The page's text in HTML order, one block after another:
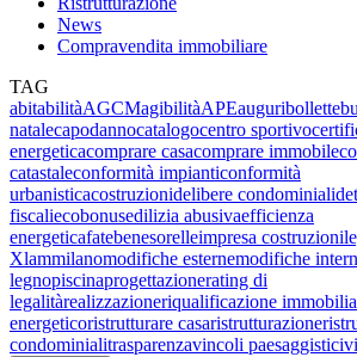
News
Compravendita immobiliare
TAG
abitabilitàAGCMagibilitàAPEauguribollette
natalecapodannocatalogocentro sportivo
energeticacomprare casacomprare immobile
catastaleconformità impianticonformità
urbanisticacostruzionidelibere condominiali
fiscaliecobonusedilizia abusivaefficienza
energeticafatebenesorelleimpresa costruzioni
Xlammilanomodifiche esternemodifiche
legnopiscinaprogettazionerating di
legalitàrealizzazioneriqualificazione
energeticoristrutturare casaristrutturazione
condominialitrasparenzavincoli paesaggistici